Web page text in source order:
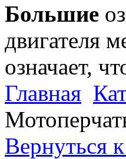
Большие
двигателя
означает,
Главная
Вернуться